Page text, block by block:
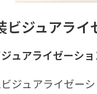
ビジュアラ
ュアライゼーショ
ジュアライゼー